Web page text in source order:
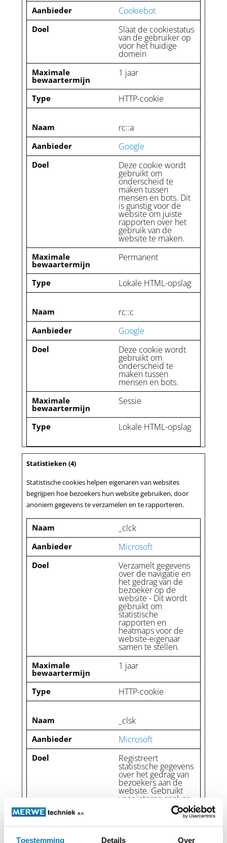
Toestemming Details Over
Aanbieder Cookiebot
Doel Slaat de cookiestatus
van de gebruiker op
voor het huidige
domein
Maximale
bewaartermijn
1 jaar
Type HTTP-cookie
Naam rc::a
Aanbieder Google
Doel Deze cookie wordt
gebruikt om
onderscheid te
maken tussen
mensen en bots. Dit
is gunstig voor de
website om juiste
rapporten over het
gebruik van de
website te maken.
Maximale
bewaartermijn
Permanent
Type Lokale HTML-opslag
Naam rc::c
Aanbieder Google
Doel Deze cookie wordt
gebruikt om
onderscheid te
maken tussen
mensen en bots.
Maximale
bewaartermijn
Sessie
Type Lokale HTML-opslag
Statistieken (4)
Statistische cookies helpen eigenaren van websites
begrijpen hoe bezoekers hun website gebruiken, door
anoniem gegevens te verzamelen en te rapporteren.
Naam _clck
Aanbieder Microsoft
Doel Verzamelt gegevens
over de navigatie en
het gedrag van de
bezoeker op de
website - Dit wordt
gebruikt om
statistische
rapporten en
heatmaps voor de
website-eigenaar
samen te stellen.
Maximale
bewaartermijn
1 jaar
Type HTTP-cookie
Naam _clsk
Aanbieder Microsoft
Doel Registreert
statistische gegevens
over het gedrag van
bezoekers aan de
website. Gebruikt
voor interne analyse
door de beheerder
van de website.
bewaartermijn